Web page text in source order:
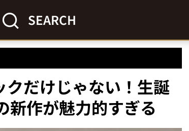
SEARCH
クだけじゃない！生誕
新作が魅力的すぎる